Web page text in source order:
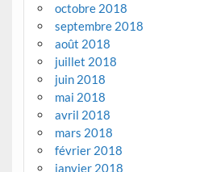
octobre 2018
septembre 2018
août 2018
juillet 2018
juin 2018
mai 2018
avril 2018
mars 2018
février 2018
janvier 2018